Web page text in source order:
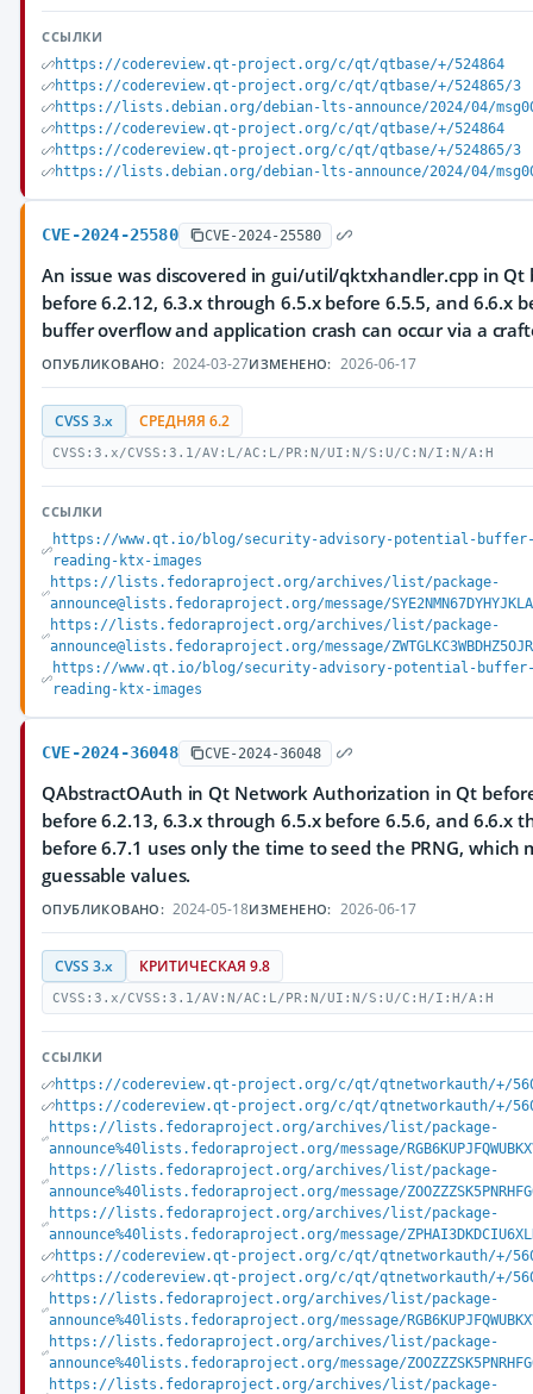
ССЫЛКИ
https://codereview.qt-project.org/c/qt/qtbase/+/524864
https://codereview.qt-project.org/c/qt/qtbase/+/524865/3
https://lists.debian.org/debian-lts-announce/2024/04/
https://codereview.qt-project.org/c/qt/qtbase/+/524864
https://codereview.qt-project.org/c/qt/qtbase/+/524865/3
https://lists.debian.org/debian-lts-announce/2024/04/
CVE-2024-25580 CVE-2024-25580
An issue was discovered in gui/util/qktxhandler.cpp in Qt
before 6.2.12, 6.3.x through 6.5.x before 6.5.5, and 6.6.x
buffer overflow and application crash can occur via a
ОПУБЛИКОВАНО: 2024-03-27ИЗМЕНЕНО: 2026-06-17
CVSS 3.x СРЕДНЯЯ 6.2
CVSS:3.x/CVSS:3.1/AV:L/AC:L/PR:N/UI:N/S:U/C:N/I:N/A:H
ССЫЛКИ
https://www.qt.io/blog/security-advisory-potential-buffer-
reading-ktx-images
https://lists.fedoraproject.org/archives/list/package-
announce@lists.fedoraproject.org/message/
https://lists.fedoraproject.org/archives/list/package-
announce@lists.fedoraproject.org/message/
https://www.qt.io/blog/security-advisory-potential-buffer-
reading-ktx-images
CVE-2024-36048 CVE-2024-36048
QAbstractOAuth in Qt Network Authorization in Qt
before 6.2.13, 6.3.x through 6.5.x before 6.5.6, and 6.6.x
before 6.7.1 uses only the time to seed the PRNG, which
guessable values.
ОПУБЛИКОВАНО: 2024-05-18ИЗМЕНЕНО: 2026-06-17
CVSS 3.x КРИТИЧЕСКАЯ 9.8
CVSS:3.x/CVSS:3.1/AV:N/AC:L/PR:N/UI:N/S:U/C:H/I:H/A:H
ССЫЛКИ
https://codereview.qt-project.org/c/qt/qtnetworkauth/+/
https://codereview.qt-project.org/c/qt/qtnetworkauth/+/
https://lists.fedoraproject.org/archives/list/package-
announce%40lists.fedoraproject.org/message/
https://lists.fedoraproject.org/archives/list/package-
announce%40lists.fedoraproject.org/message/
https://lists.fedoraproject.org/archives/list/package-
announce%40lists.fedoraproject.org/message/
https://codereview.qt-project.org/c/qt/qtnetworkauth/+/
https://codereview.qt-project.org/c/qt/qtnetworkauth/+/
https://lists.fedoraproject.org/archives/list/package-
announce%40lists.fedoraproject.org/message/
https://lists.fedoraproject.org/archives/list/package-
announce%40lists.fedoraproject.org/message/
https://lists.fedoraproject.org/archives/list/package-